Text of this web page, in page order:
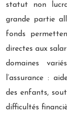
statut non
grande partie
fonds
directes aux
domaines
l’assurance :
des enfants,
difficultés